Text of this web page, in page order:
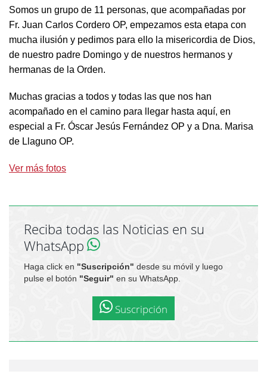
Somos un grupo de 11 personas, que acompañadas por
Fr. Juan Carlos Cordero OP, empezamos esta etapa con
mucha ilusión y pedimos para ello la misericordia de Dios,
de nuestro padre Domingo y de nuestros hermanos y
hermanas de la Orden.
Muchas gracias a todos y todas las que nos han
acompañado en el camino para llegar hasta aquí, en
especial a Fr. Óscar Jesús Fernández OP y a Dna. Marisa
de Llaguno OP.
Ver más fotos
Reciba todas las Noticias en su
WhatsApp
Haga click en "Suscripción" desde su móvil y luego
pulse el botón "Seguir" en su WhatsApp.
Suscripción